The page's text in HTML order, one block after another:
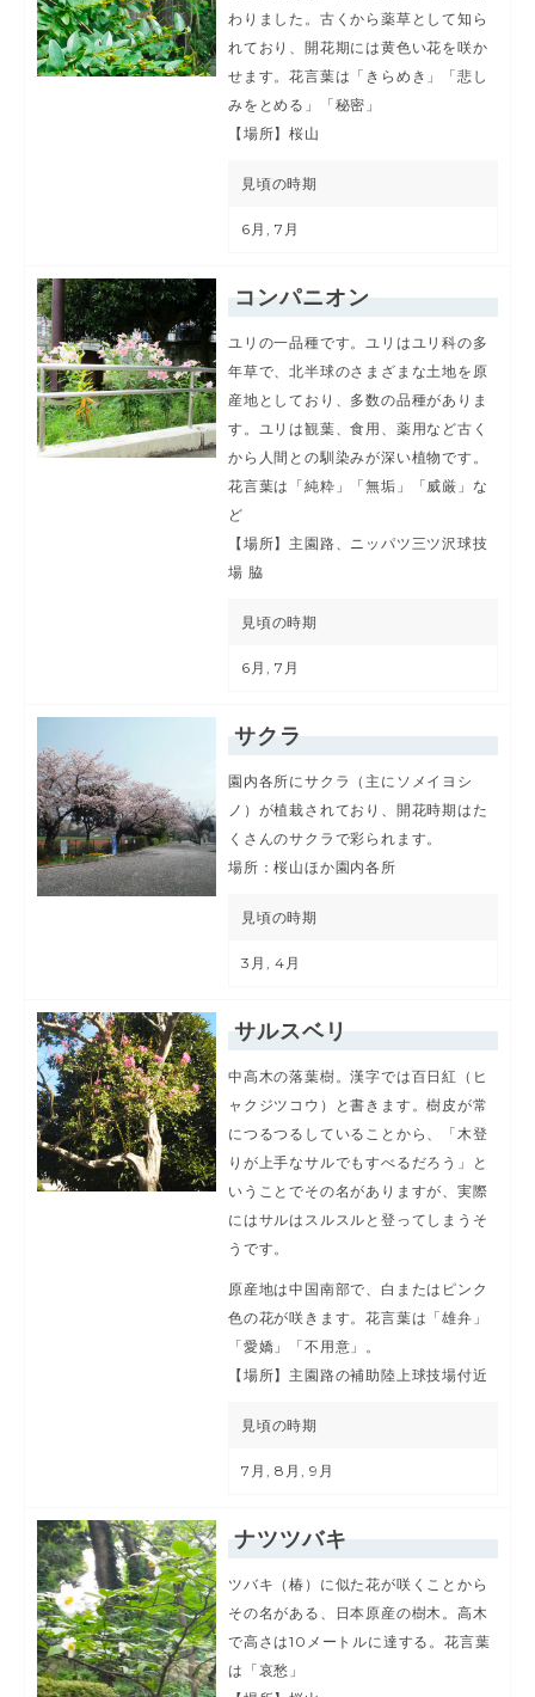
わりました。古くから薬草として知ら
れており、開花期には黄色い花を咲か
せます。花言葉は「きらめき」「悲し
みをとめる」「秘密」
【場所】桜山
見頃の時期
6月, 7月
コンパニオン
ユリの一品種です。ユリはユリ科の多
年草で、北半球のさまざまな土地を原
産地としており、多数の品種がありま
す。ユリは観葉、食用、薬用など古く
から人間との馴染みが深い植物です。
花言葉は「純粋」「無垢」「威厳」な
ど
【場所】主園路、ニッパツ三ツ沢球技
場 脇
見頃の時期
6月, 7月
サクラ
園内各所にサクラ（主にソメイヨシ
ノ）が植栽されており、開花時期はた
くさんのサクラで彩られます。
場所：桜山ほか園内各所
見頃の時期
3月, 4月
サルスベリ
中高木の落葉樹。漢字では百日紅（ヒ
ャクジツコウ）と書きます。樹皮が常
につるつるしていることから、「木登
りが上手なサルでもすべるだろう」と
いうことでその名がありますが、実際
にはサルはスルスルと登ってしまうそ
うです。
原産地は中国南部で、白またはピンク
色の花が咲きます。花言葉は「雄弁」
「愛嬌」「不用意」。
【場所】主園路の補助陸上球技場付近
見頃の時期
7月, 8月, 9月
ナツツバキ
ツバキ（椿）に似た花が咲くことから
その名がある、日本原産の樹木。高木
で高さは10メートルに達する。花言葉
は「哀愁」